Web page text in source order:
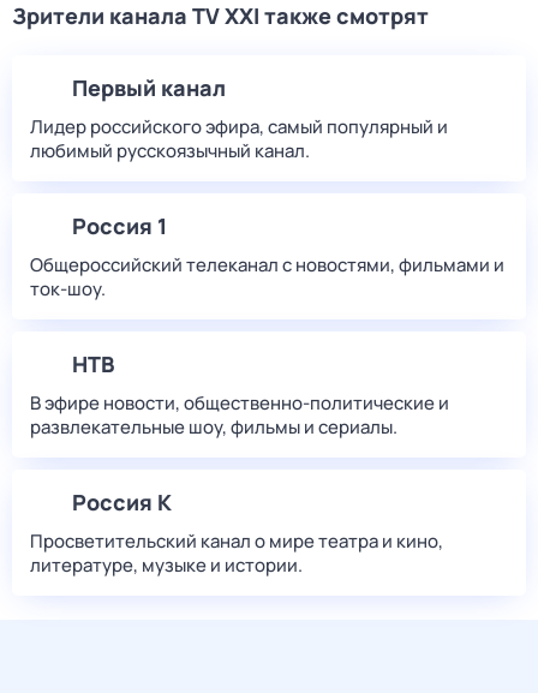
Зрители канала TV XXI также смотрят
Первый канал
Лидер российского эфира, самый популярный и
любимый русскоязычный канал.
Россия 1
Общероссийский телеканал с новостями, фильмами и
ток-шоу.
НТВ
В эфире новости, общественно-политические и
развлекательные шоу, фильмы и сериалы.
Россия К
Просветительский канал о мире театра и кино,
литературе, музыке и истории.